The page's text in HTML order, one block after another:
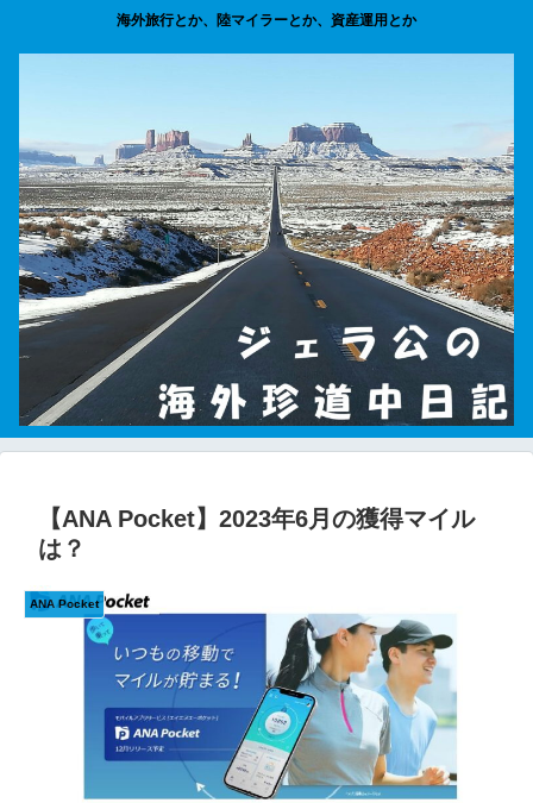
海外旅行とか、陸マイラーとか、資産運用とか
【ANA Pocket】2023年6月の獲得マイル
は？
ANA Pocket